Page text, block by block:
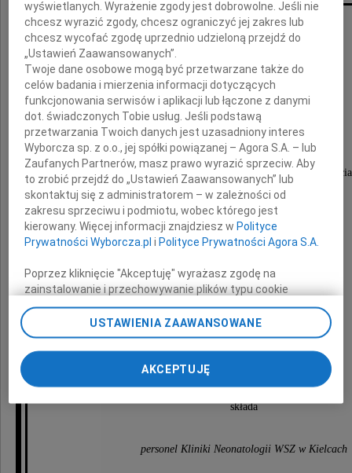
Drogiej Koleżance
Pani
Doktor Marii Ostrowskiej
wyrazy głębokiego współczucia i słowa wsparcia
z powodu śmierci
Mamy
składa
personel Kliniki Neonatologii WSZ w Kielcach
wyświetlanych. Wyrażenie zgody jest dobrowolne. Jeśli nie
chcesz wyrazić zgody, chcesz ograniczyć jej zakres lub
chcesz wycofać zgodę uprzednio udzieloną przejdź do
„Ustawień Zaawansowanych”.
Twoje dane osobowe mogą być przetwarzane także do
celów badania i mierzenia informacji dotyczących
funkcjonowania serwisów i aplikacji lub łączone z danymi
dot. świadczonych Tobie usług. Jeśli podstawą
przetwarzania Twoich danych jest uzasadniony interes
Wyborcza sp. z o.o., jej spółki powiązanej – Agora S.A. – lub
Zaufanych Partnerów, masz prawo wyrazić sprzeciw. Aby
to zrobić przejdź do „Ustawień Zaawansowanych” lub
skontaktuj się z administratorem – w zależności od
zakresu sprzeciwu i podmiotu, wobec którego jest
kierowany. Więcej informacji znajdziesz wPolityce
Prywatności Wyborcza.pl iPolityce Prywatności Agora S.A.
Poprzez kliknięcie "Akceptuję" wyrażasz zgodę na
zainstalowanie i przechowywanie plików typu cookie
Wyborczej sp. z o. o. jej Zaufanych Partnerów i Agora S.A.
na Twoim urządzeniu końcowym. Możesz też w każdej
chwili zmienić swoje preferencje dot. plików cookie,
ponownie wywołując narzędzie do zarządzania Twoimi
preferencjami dot. przetwarzania danych poprzez
odnośnik „Ustawienia prywatności” w stopce serwisu i
Zmiana ustawień plików cookie możliwa jest także za
USTAWIENIA ZAAWANSOWANE
AKCEPTUJĘ